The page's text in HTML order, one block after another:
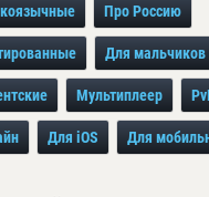
Про Россию
Для мальчиков
Мультиплеер
Для iOS Для